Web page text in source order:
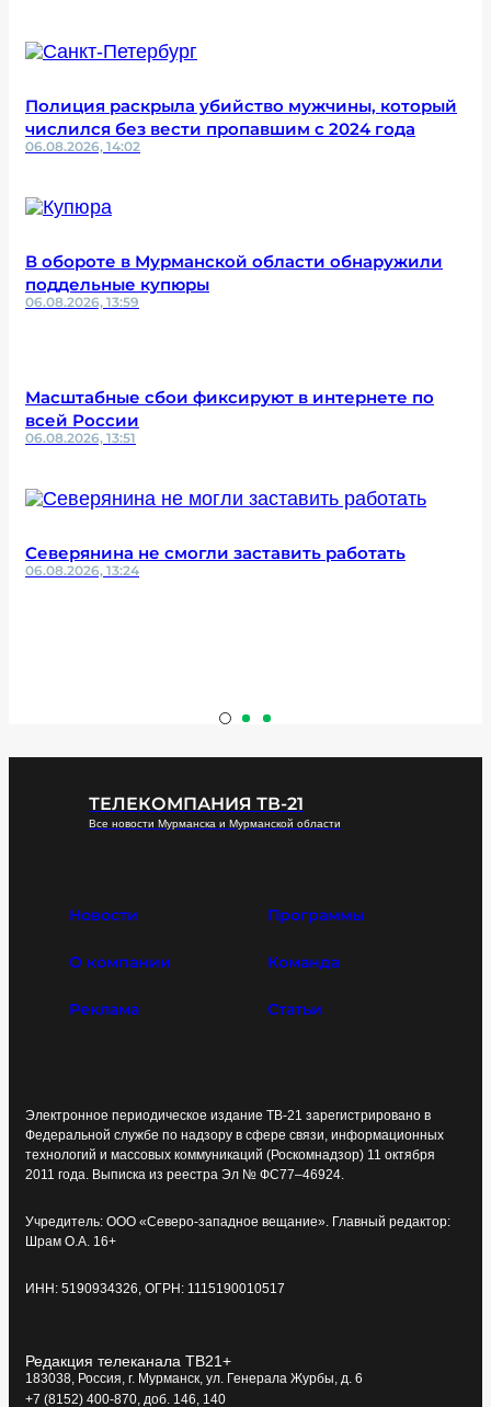
Полиция раскрыла убийство мужчины, который
числился без вести пропавшим с 2024 года
06.08.2026, 14:02
В обороте в Мурманской области обнаружили
поддельные купюры
06.08.2026, 13:59
Масштабные сбои фиксируют в интернете по
всей России
06.08.2026, 13:51
Северянина не смогли заставить работать
06.08.2026, 13:24
ТЕЛЕКОМПАНИЯ ТВ-21
Все новости Мурманска и Мурманской области
Новости Программы
О компании Команда
Реклама Статьи
Электронное периодическое издание ТВ-21 зарегистрировано в
Федеральной службе по надзору в сфере связи, информационных
технологий и массовых коммуникаций (Роскомнадзор) 11 октября
2011 года. Выписка из реестра Эл № ФС77–46924.
Учредитель: ООО «Северо-западное вещание». Главный редактор:
Шрам О.А. 16+
ИНН: 5190934326, ОГРН: 1115190010517
Редакция телеканала ТВ21+
183038, Россия, г. Мурманск, ул. Генерала Журбы, д. 6
+7 (8152) 400-870, доб. 146, 140